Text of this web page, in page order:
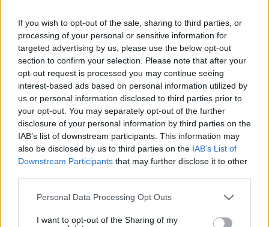
If you wish to opt-out of the sale, sharing to third parties, or
processing of your personal or sensitive information for
targeted advertising by us, please use the below opt-out
section to confirm your selection. Please note that after your
opt-out request is processed you may continue seeing
interest-based ads based on personal information utilized by
us or personal information disclosed to third parties prior to
your opt-out. You may separately opt-out of the further
disclosure of your personal information by third parties on the
IAB’s list of downstream participants. This information may
also be disclosed by us to third parties on the IAB’s List of
Downstream Participants that may further disclose it to other
Please note that this website/app uses one or more Google
not limited to your visit or usage behaviour. You may click to
Personal Data Processing Opt Outs
I want to opt-out of the Sharing of my
Είδαν καθηγήτρια στο Τέξας να φιλάει 16χρονο και
εκείνη αποκάλυψε ότι έκανε σεξ με τον ανήλικο και
έναν φίλο του
Η 25χρονη Σέλμπι Λασόμπ αποκάλυψε ότι ήταν
13.04.2026, 07:46 14